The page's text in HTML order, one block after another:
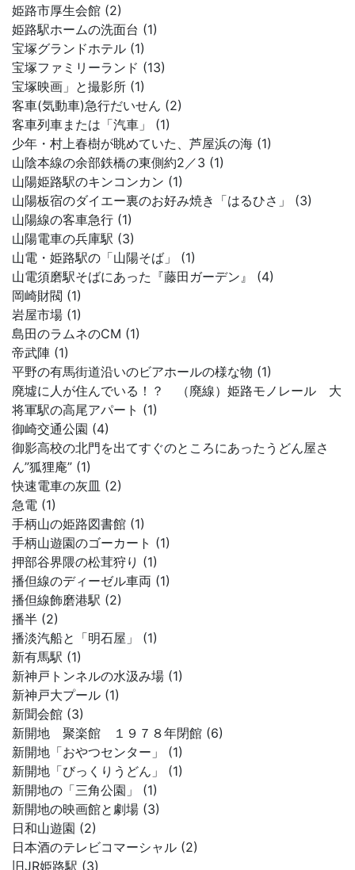
姫路市厚生会館 (2)
姫路駅ホームの洗面台 (1)
宝塚グランドホテル (1)
宝塚ファミリーランド (13)
宝塚映画」と撮影所 (1)
客車(気動車)急行だいせん (2)
客車列車または「汽車」 (1)
少年・村上春樹が眺めていた、芦屋浜の海 (1)
山陰本線の余部鉄橋の東側約2／3 (1)
山陽姫路駅のキンコンカン (1)
山陽板宿のダイエー裏のお好み焼き「はるひさ」 (3)
山陽線の客車急行 (1)
山陽電車の兵庫駅 (3)
山電・姫路駅の「山陽そば」 (1)
山電須磨駅そばにあった『藤田ガーデン』 (4)
岡崎財閥 (1)
岩屋市場 (1)
島田のラムネのCM (1)
帝武陣 (1)
平野の有馬街道沿いのビアホールの様な物 (1)
廃墟に人が住んでいる！？ （廃線）姫路モノレール 大
将軍駅の高尾アパート (1)
御崎交通公園 (4)
御影高校の北門を出てすぐのところにあったうどん屋さ
ん”狐狸庵” (1)
快速電車の灰皿 (2)
急電 (1)
手柄山の姫路図書館 (1)
手柄山遊園のゴーカート (1)
押部谷界隈の松茸狩り (1)
播但線のディーゼル車両 (1)
播但線飾磨港駅 (2)
播半 (2)
播淡汽船と「明石屋」 (1)
新有馬駅 (1)
新神戸トンネルの水汲み場 (1)
新神戸大プール (1)
新聞会館 (3)
新開地 聚楽館 １９７８年閉館 (6)
新開地「おやつセンター」 (1)
新開地「びっくりうどん」 (1)
新開地の「三角公園」 (1)
新開地の映画館と劇場 (3)
日和山遊園 (2)
日本酒のテレビコマーシャル (2)
旧JR姫路駅 (3)